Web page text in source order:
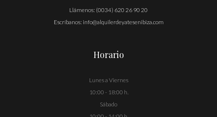
Llámenos: (0034) 620 26 90 20
Escríbanos: info@alquilerdeyatesenibiza.com
Horario
Lunes a Viernes
10:00 - 18:00 h.
Sábado